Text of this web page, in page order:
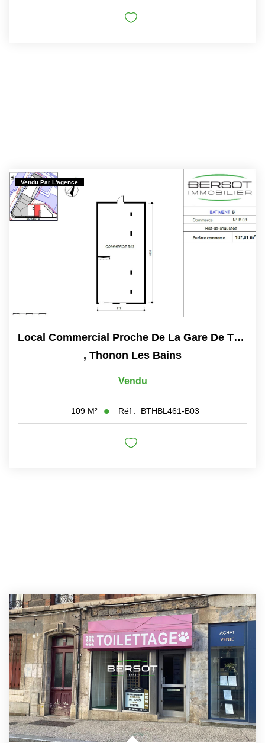
Vendu Par L'agence
Local Commercial Proche De La Gare De Thonon Les Bains....
, Thonon Les Bains
Vendu
109 M² Réf : BTHBL461-B03